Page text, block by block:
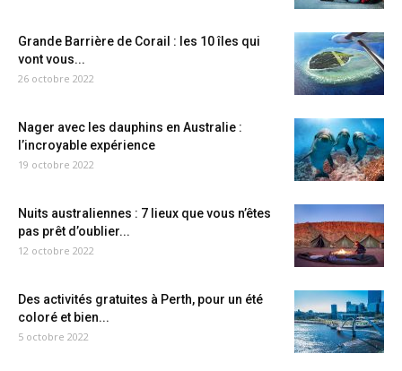
Grande Barrière de Corail : les 10 îles qui
vont vous...
26 octobre 2022
Nager avec les dauphins en Australie :
l’incroyable expérience
19 octobre 2022
Nuits australiennes : 7 lieux que vous n’êtes
pas prêt d’oublier...
12 octobre 2022
Des activités gratuites à Perth, pour un été
coloré et bien...
5 octobre 2022